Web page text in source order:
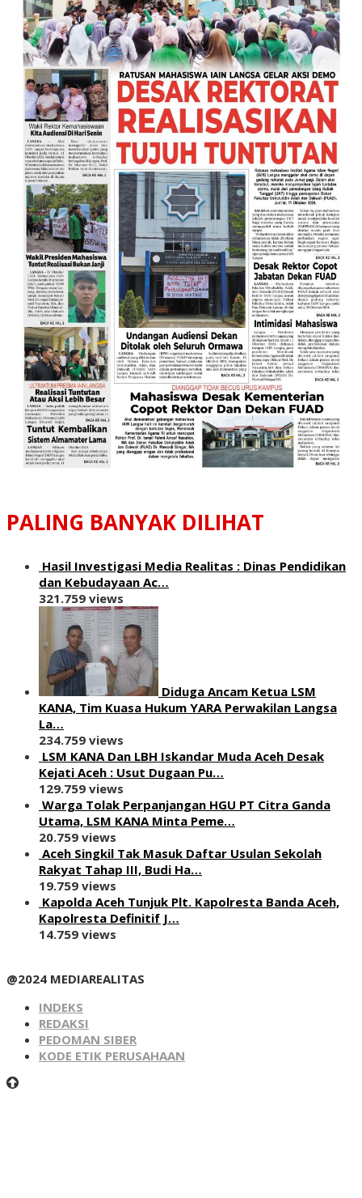
PALING BANYAK DILIHAT
Hasil Investigasi Media Realitas : ‎Dinas Pendidikan
dan Kebudayaan Ac…
321.759 views
Diduga Ancam Ketua LSM
KANA, Tim Kuasa Hukum YARA Perwakilan Langsa
La…
234.759 views
LSM KANA Dan LBH Iskandar Muda Aceh Desak
Kejati Aceh : Usut Dugaan Pu…
129.759 views
Warga Tolak Perpanjangan HGU PT Citra Ganda
Utama, LSM KANA Minta Peme…
20.759 views
Aceh Singkil Tak Masuk Daftar Usulan Sekolah
Rakyat Tahap III, Budi Ha…
19.759 views
Kapolda Aceh Tunjuk Plt. Kapolresta Banda Aceh,
Kapolresta Definitif J…
14.759 views
@2024 MEDIAREALITAS
INDEKS
REDAKSI
PEDOMAN SIBER
KODE ETIK PERUSAHAAN